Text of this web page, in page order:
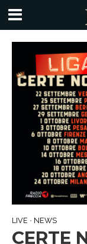
LIVE • NEWS
CERTE